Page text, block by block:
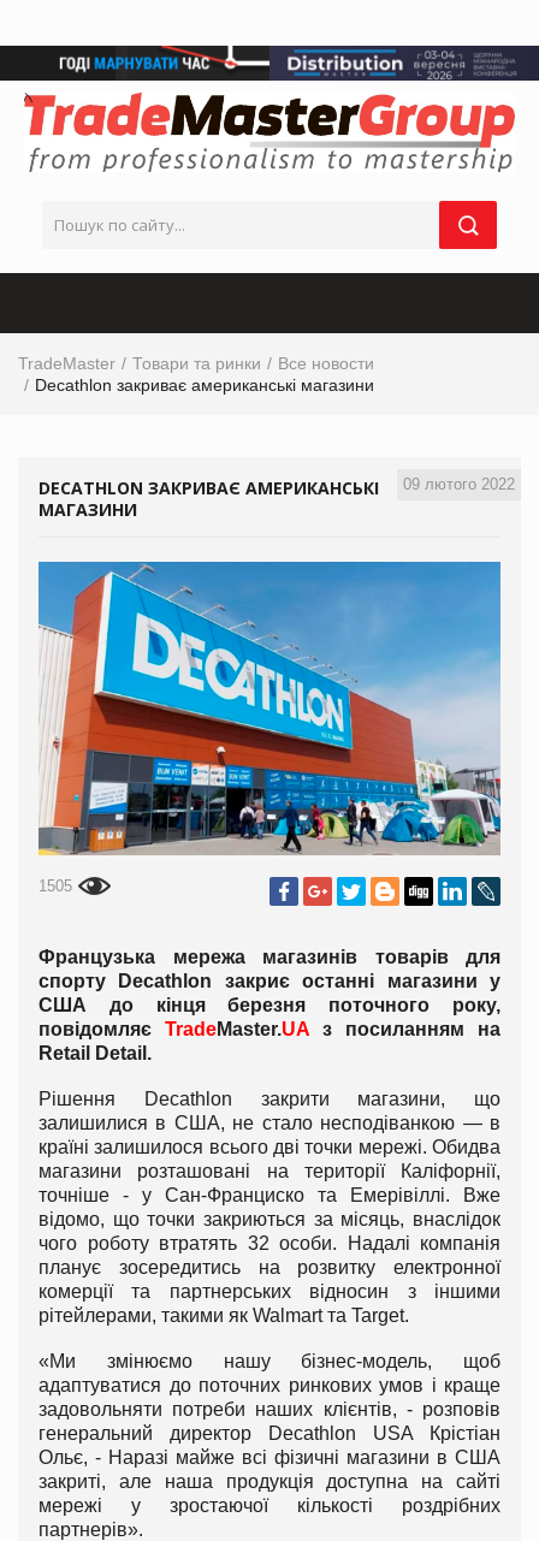
TradeMaster Товари та ринки
Все новости
Decathlon закриває американські магазини
09 лютого 2022
DECATHLON ЗАКРИВАЄ АМЕРИКАНСЬКІ
МАГАЗИНИ
1505
Французька мережа магазинів товарів для
спорту Decathlon закриє останні магазини у
США до кінця березня поточного року,
повідомляє TradeMaster.UA з посиланням на
Retail Detail.
Рішення Decathlon закрити магазини, що
залишилися в США, не стало несподіванкою — в
країні залишилося всього дві точки мережі. Обидва
магазини розташовані на території Каліфорнії,
точніше - у Сан-Франциско та Емерівіллі. Вже
відомо, що точки закриються за місяць, внаслідок
чого роботу втратять 32 особи. Надалі компанія
планує зосередитись на розвитку електронної
комерції та партнерських відносин з іншими
рітейлерами, такими як Walmart та Target.
«Ми змінюємо нашу бізнес-модель, щоб
адаптуватися до поточних ринкових умов і краще
задовольняти потреби наших клієнтів, - розповів
генеральний директор Decathlon USA Крістіан
Ольє, - Наразі майже всі фізичні магазини в США
закриті, але наша продукція доступна на сайті
мережі у зростаючої кількості роздрібних
партнерів».